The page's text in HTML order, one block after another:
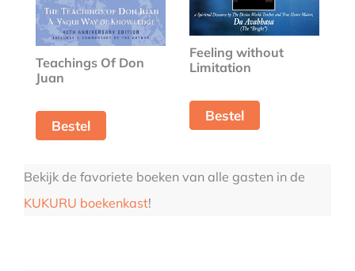
Teachings Of Don
Juan
Bestel
Feeling without
Limitation
Bestel
Bekijk de favoriete boeken van alle gasten in de
KUKURU boekenkast!